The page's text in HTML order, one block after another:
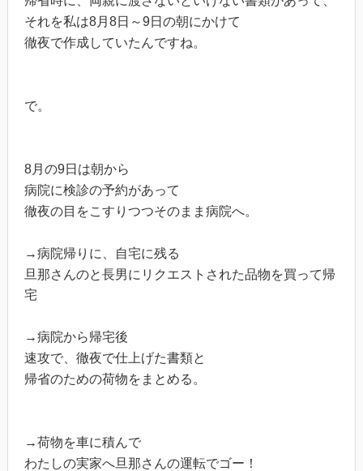
それを私は8月8日～9日の朝にかけて
徹夜で作成していたんですね。
で。
8月の9日は朝から
病院に検診の予約があって
徹夜の目をこすりつつそのまま病院へ。
→病院帰りに、自宅に残る
旦那さんのと長男にリクエストされた品物を買って帰
宅
→病院から帰宅後
速攻で、徹夜で仕上げた書類と
帰省のための荷物をまとめる。
→荷物を車に積んで
わたしの実家へ旦那さんの運転でゴー！